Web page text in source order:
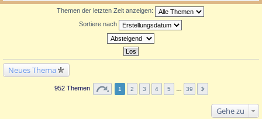
Themen der letzten Zeit anzeigen:
Sortiere nach
Neues Thema
952 Themen 1 2 3 4 5 39
Gehe zu